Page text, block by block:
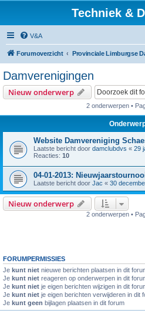
Techniek &
V&A
Forumoverzicht Provinciale Limburgse
Damverenigingen
Nieuw onderwerp
2 onderwerpen •
Website Damvereniging
Laatste bericht door damclubdvs « 29
Reacties: 10
04-01-2013:
Laatste bericht door Jac « 30
Nieuw onderwerp
2 onderwerpen •
FORUMPERMISSIES
Je kunt niet nieuwe berichten plaatsen in dit
Je kunt niet reageren op onderwerpen in dit
Je kunt niet je eigen berichten wijzigen in dit
Je kunt niet je eigen berichten verwijderen in dit
Je kunt geen bijlagen plaatsen in dit forum